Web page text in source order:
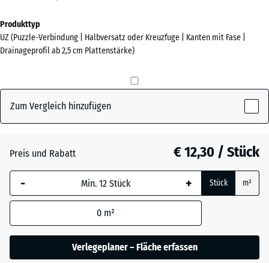
Farben?
Farbpalette
Schiefergrau(active)
+ € 0,60
Abmessungen
für
den
x
540
Die gewählte, blau
umrandete
Abmessung wird
Produktdaten nicht
anders angegeben)
für die
Produkttyp
UZ (Puzzle-Verbindung | Halbversatz oder Kreuzfuge | Kanten mit Fase |
Drainageprofil ab 2,5 cm Plattenstärke)
Zum Vergleich hinzufügen
Preis und Rabatt € 12,30 / Stück
- + Stück m²
0 m²
Verlegeplaner – Fläche erfassen